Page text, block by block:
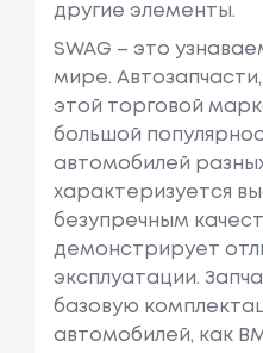
другие элементы.
SWAG – это
мире.
этой торговой
большой
автомобилей
характеризуется
безупречным
демонстрирует
эксплуатации.
базовую
автомобилей, как